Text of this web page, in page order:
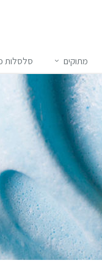
מתוקים סלסלות